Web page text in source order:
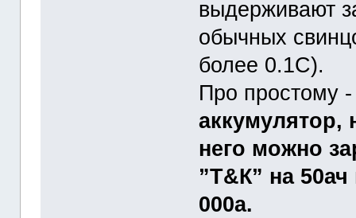
выдерживают
обычных
более 0.1С).
Про простому
аккумулятор,
него можно
”Т&К” на
000а.